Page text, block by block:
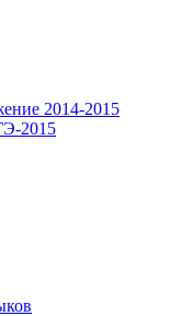
2014-2015
2015